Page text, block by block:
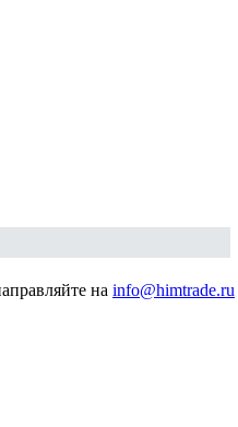
на info@himtrade.ru